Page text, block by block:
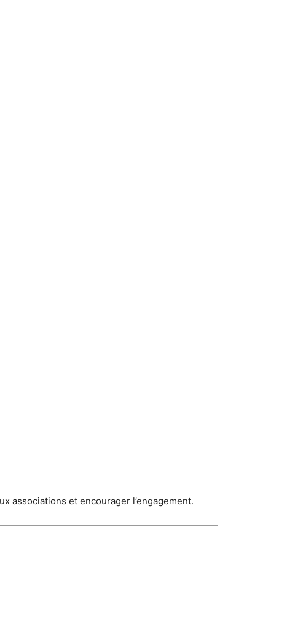
associations et encourager l’engagement.